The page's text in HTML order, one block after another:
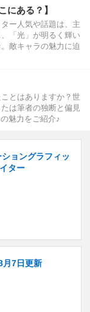
にある？】
ー人気や話題は、主
「光」が明るく輝い
敵キャラの魅力に迫
とはありますか？世
は筆者の独断と偏見
魅力をご紹介♪
ョングラフィッ
ター
月7日更新